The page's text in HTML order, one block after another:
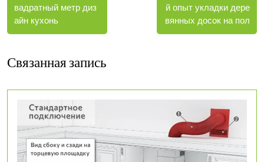
записям
записи
вадратный метр диз
айн кухонь
записи
й опыт укладки дере
вянных досок на пол
Связанная запись